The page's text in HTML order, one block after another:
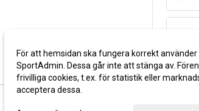
För att hemsidan ska fungera korrekt
SportAdmin. Dessa går inte att stänga av.
frivilliga cookies, t.ex. för statistik eller
acceptera dessa.